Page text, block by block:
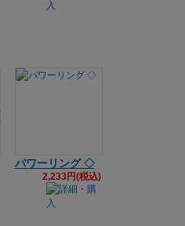
パワーリング ◇
2,233円(税込)